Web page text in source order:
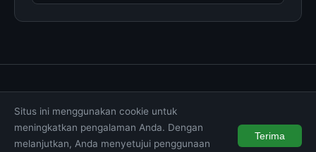
Syarat & Ketentuan
© 2026 muktibox.com. All rights reserved.
Situs ini menggunakan cookie untuk
meningkatkan pengalaman Anda. Dengan
melanjutkan, Anda menyetujui penggunaan
Terima